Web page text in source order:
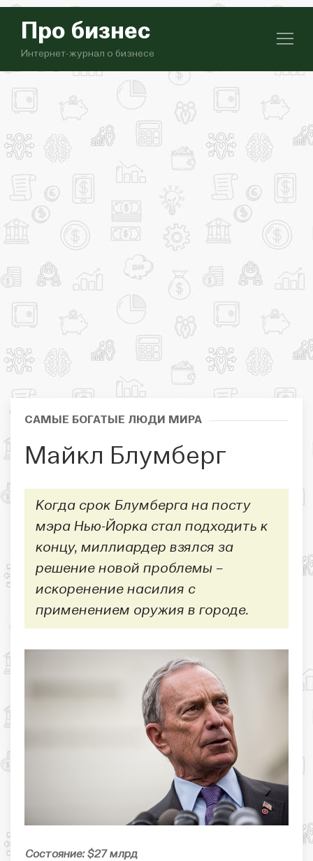
Про бизнес
Интернет-журнал о бизнесе
САМЫЕ БОГАТЫЕ ЛЮДИ МИРА
Майкл Блумберг
Когда срок Блумберга на посту
мэра Нью-Йорка стал подходить к
концу, миллиардер взялся за
решение новой проблемы –
искоренение насилия с
применением оружия в городе.
Состояние: $27 млрд